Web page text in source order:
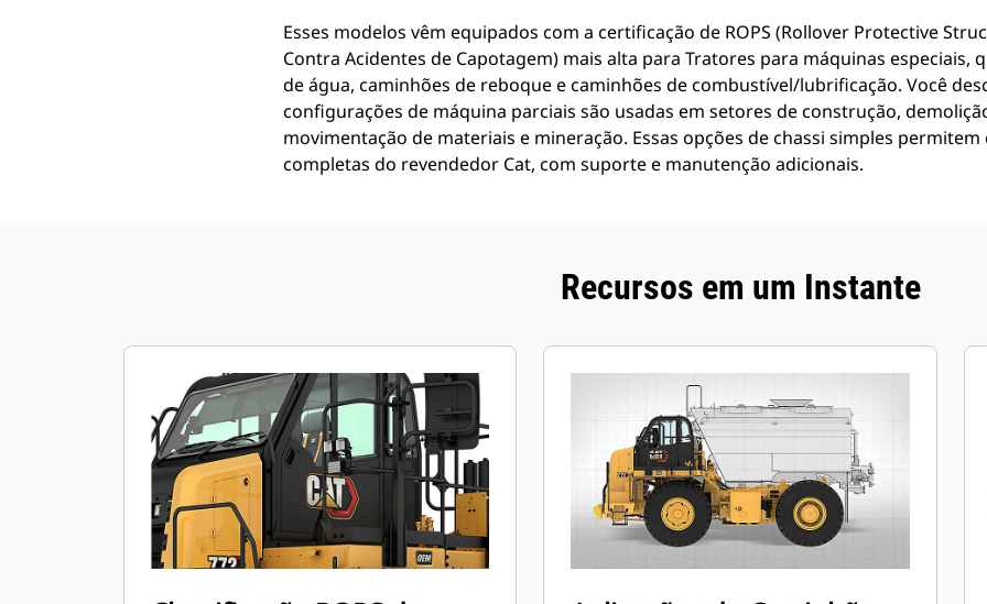
Esses modelos vêm equipados com a certificação de ROPS (Rollover Protective
Contra Acidentes de Capotagem) mais alta para Tratores para máquinas especiais,
de água, caminhões de reboque e caminhões de combustível/lubrificação. Você
configurações de máquina parciais são usadas em setores de construção,
movimentação de materiais e mineração. Essas opções de chassi simples
completas do revendedor Cat, com suporte e manutenção adicionais.
Recursos em um Instante